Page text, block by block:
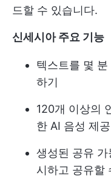
드할 수 있습니다.
신세시아 주요 기능
텍스트를 몇
하기
120개 이상의
한 AI 음성 제공
생성된 공유
시하고 공유할